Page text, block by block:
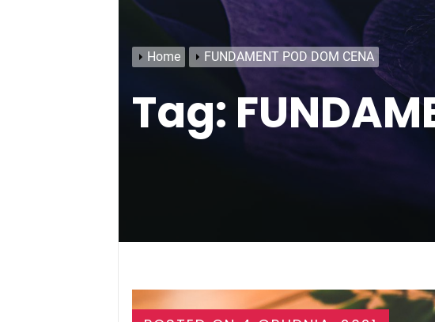
Home FUNDAMENT POD DOM CENA
Tag: